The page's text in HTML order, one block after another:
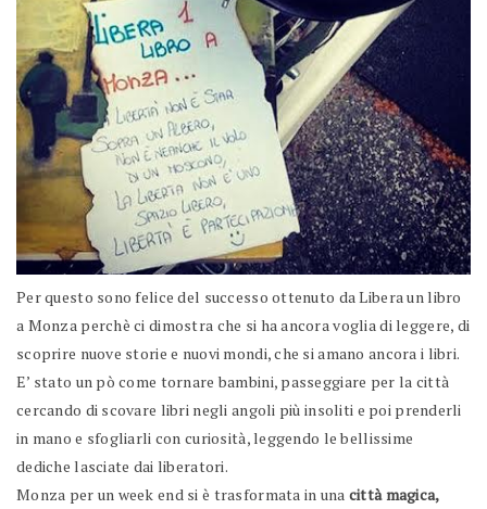
Per questo sono felice del successo ottenuto da Libera un libro
a Monza perchè ci dimostra che si ha ancora voglia di leggere, di
scoprire nuove storie e nuovi mondi, che si amano ancora i libri.
E’ stato un pò come tornare bambini, passeggiare per la città
cercando di scovare libri negli angoli più insoliti e poi prenderli
in mano e sfogliarli con curiosità, leggendo le bellissime
dediche lasciate dai liberatori.
Monza per un week end si è trasformata in una città magica,